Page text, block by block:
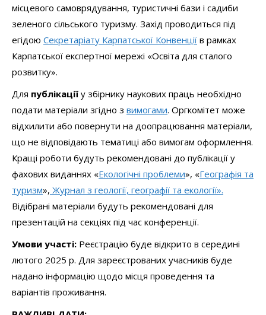
місцевого самоврядування, туристичні бази і садиби
зеленого сільського туризму. Захід проводиться під
егідою Секретаріату Карпатської Конвенції в рамках
Карпатської експертної мережі «Освіта для сталого
розвитку».
Для публікації у збірнику наукових праць необхідно
подати матеріали згідно з вимогами. Оргкомітет може
відхилити або повернути на доопрацювання матеріали,
що не відповідають тематиці або вимогам оформлення.
Кращі роботи будуть рекомендовані до публікації у
фахових виданнях «Екологічні проблеми», «Географія та
туризм», Журнал з геології, географії та екології».
Відібрані матеріали будуть рекомендовані для
презентацій на секціях під час конференції.
Умови участі: Реєстрацію буде відкрито в середині
лютого 2025 р. Для зареєстрованих учасників буде
надано інформацію щодо місця проведення та
варіантів проживання.